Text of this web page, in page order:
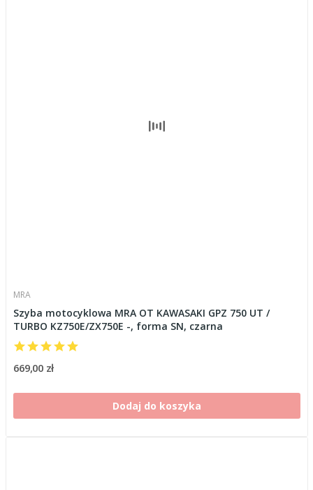
MRA
Szyba motocyklowa MRA OT KAWASAKI GPZ 750 UT /
TURBO KZ750E/ZX750E -, forma SN, czarna
669,00 zł
Dodaj do koszyka